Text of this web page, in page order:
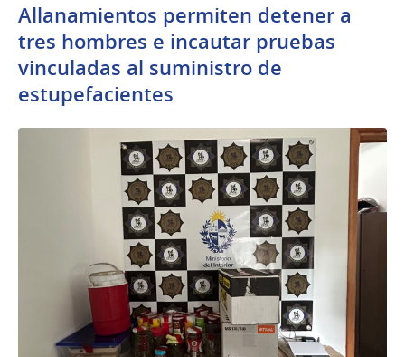
Allanamientos permiten detener a
tres hombres e incautar pruebas
vinculadas al suministro de
estupefacientes